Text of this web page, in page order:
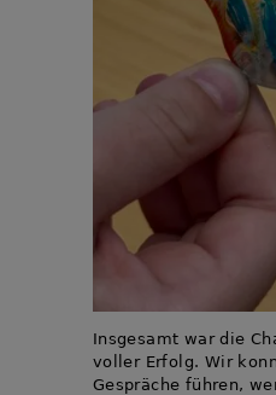
Insgesamt war die
voller Erfolg. Wir
Gespräche führen,